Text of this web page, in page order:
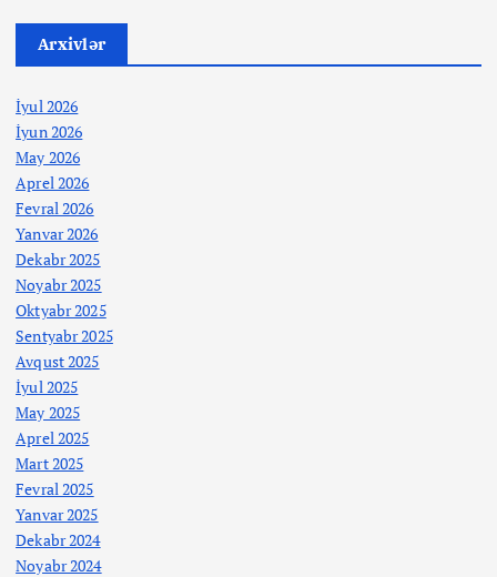
Arxivlər
İyul 2026
İyun 2026
May 2026
Aprel 2026
Fevral 2026
Yanvar 2026
Dekabr 2025
Noyabr 2025
Oktyabr 2025
Sentyabr 2025
Avqust 2025
İyul 2025
May 2025
Aprel 2025
Mart 2025
Fevral 2025
Yanvar 2025
Dekabr 2024
Noyabr 2024